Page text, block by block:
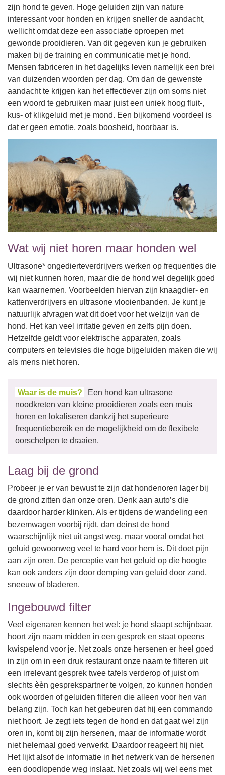
zijn hond te geven. Hoge geluiden zijn van nature
interessant voor honden en krijgen sneller de aandacht,
wellicht omdat deze een associatie oproepen met
gewonde prooidieren. Van dit gegeven kun je gebruiken
maken bij de training en communicatie met je hond.
Mensen fabriceren in het dagelijks leven namelijk een brei
van duizenden woorden per dag. Om dan de gewenste
aandacht te krijgen kan het effectiever zijn om soms niet
een woord te gebruiken maar juist een uniek hoog fluit-,
kus- of klikgeluid met je mond. Een bijkomend voordeel is
dat er geen emotie, zoals boosheid, hoorbaar is.
Wat wij niet horen maar honden wel
Ultrasone* ongedierteverdrijvers werken op frequenties die
wij niet kunnen horen, maar die de hond wel degelijk goed
kan waarnemen. Voorbeelden hiervan zijn knaagdier- en
kattenverdrijvers en ultrasone vlooienbanden. Je kunt je
natuurlijk afvragen wat dit doet voor het welzijn van de
hond. Het kan veel irritatie geven en zelfs pijn doen.
Hetzelfde geldt voor elektrische apparaten, zoals
computers en televisies die hoge bijgeluiden maken die wij
als mens niet horen.
Waar is de muis?
Een hond kan ultrasone
noodkreten van kleine prooidieren zoals een muis
horen en lokaliseren dankzij het superieure
frequentiebereik en de mogelijkheid om de flexibele
oorschelpen te draaien.
Laag bij de grond
Probeer je er van bewust te zijn dat hondenoren lager bij
de grond zitten dan onze oren. Denk aan auto’s die
daardoor harder klinken. Als er tijdens de wandeling een
bezemwagen voorbij rijdt, dan deinst de hond
waarschijnlijk niet uit angst weg, maar vooral omdat het
geluid gewoonweg veel te hard voor hem is. Dit doet pijn
aan zijn oren. De perceptie van het geluid op die hoogte
kan ook anders zijn door demping van geluid door zand,
sneeuw of bladeren.
Ingebouwd filter
Veel eigenaren kennen het wel: je hond slaapt schijnbaar,
hoort zijn naam midden in een gesprek en staat opeens
kwispelend voor je. Net zoals onze hersenen er heel goed
in zijn om in een druk restaurant onze naam te filteren uit
een irrelevant gesprek twee tafels verderop of juist om
slechts èèn gesprekspartner te volgen, zo kunnen honden
ook woorden of geluiden filteren die alleen voor hen van
belang zijn. Toch kan het gebeuren dat hij een commando
niet hoort. Je zegt iets tegen de hond en dat gaat wel zijn
oren in, komt bij zijn hersenen, maar de informatie wordt
niet helemaal goed verwerkt. Daardoor reageert hij niet.
Het lijkt alsof de informatie in het netwerk van de hersenen
een doodlopende weg inslaat. Net zoals wij wel eens met